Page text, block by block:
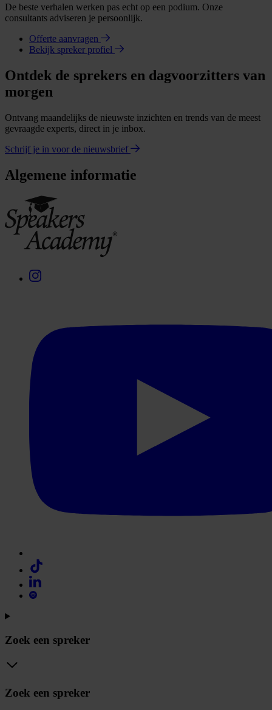
De beste verhalen werken pas echt op een podium. Onze
consultants adviseren je persoonlijk.
Offerte aanvragen
Bekijk spreker profiel
Ontdek de sprekers en dagvoorzitters van
morgen
Ontvang maandelijks de nieuwste inzichten en trends van de meest
gevraagde experts, direct in je inbox.
Schrijf je in voor de nieuwsbrief
Algemene informatie
Zoek een spreker
Zoek een spreker